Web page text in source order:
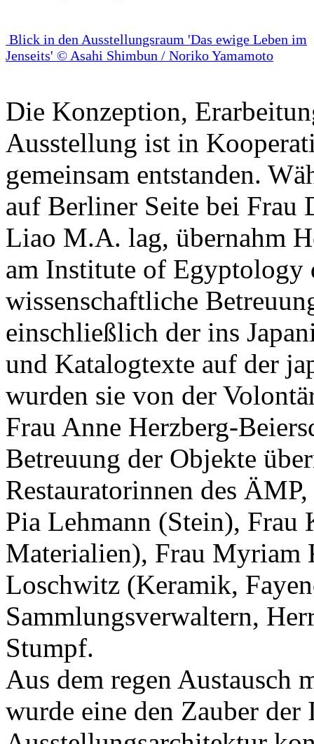
Blick in den Ausstellungsraum 'Das ewige Leben im
Jenseits' © Asahi Shimbun / Noriko Yamamoto
Die Konzeption,
Ausstellung ist in
gemeinsam entstanden.
auf Berliner Seite bei
Liao M.A. lag, übernahm
am Institute of Egyptology
wissenschaftliche
einschließlich der ins
und Katalogtexte auf der
wurden sie von der
Frau Anne Herzberg-
Betreuung der Objekte
Restauratorinnen des
Pia Lehmann (Stein), Frau
Materialien), Frau Myriam
Loschwitz (Keramik,
Sammlungsverwaltern,
Stumpf.
Aus dem regen Austausch
wurde eine den Zauber der